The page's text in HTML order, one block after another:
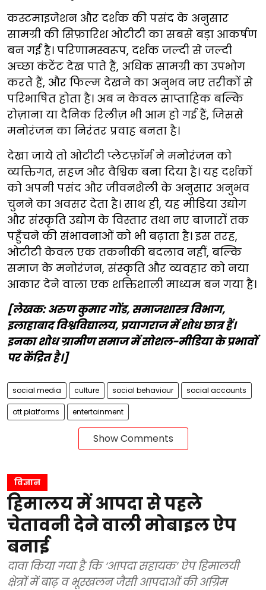
कस्टमाइजेशन और दर्शक की पसंद के अनुसार
सामग्री की सिफ़ारिश ओटीटी का सबसे बड़ा आकर्षण
बन गई है। परिणामस्वरूप, दर्शक जल्दी से जल्दी
अच्छा कंटेंट देख पाते हैं, अधिक सामग्री का उपभोग
करते हैं, और फिल्म देखने का अनुभव नए तरीकों से
परिभाषित होता है। अब न केवल साप्ताहिक बल्कि
रोज़ाना या दैनिक रिलीज़ भी आम हो गई हैं, जिससे
मनोरंजन का निरंतर प्रवाह बनता है।
देखा जाये तो ओटीटी प्लेटफ़ॉर्म ने मनोरंजन को
व्यक्तिगत, सहज और वैश्विक बना दिया है। यह दर्शकों
को अपनी पसंद और जीवनशैली के अनुसार अनुभव
चुनने का अवसर देता है। साथ ही, यह मीडिया उद्योग
और संस्कृति उद्योग के विस्तार तथा नए बाजारों तक
पहुँचने की संभावनाओं को भी बढ़ाता है। इस तरह,
ओटीटी केवल एक तकनीकी बदलाव नहीं, बल्कि
समाज के मनोरंजन, संस्कृति और व्यवहार को नया
आकार देने वाला एक शक्तिशाली माध्यम बन गया है।
[लेखक: अरुण कुमार गोंड, समाजशास्त्र विभाग,
इलाहाबाद विश्वविद्यालय, प्रयागराज में शोध छात्र हैं।
इनका शोध ग्रामीण समाज में सोशल-मीडिया के प्रभावों
पर केंद्रित है।]
social media culture social behaviour social accounts
ott platforms entertainment
Show Comments
विज्ञान
हिमालय में आपदा से पहले
चेतावनी देने वाली मोबाइल ऐप
बनाई
दावा किया गया है कि ‘आपदा सहायक’ ऐप हिमालयी
क्षेत्रों में बाढ़ व भूस्खलन जैसी आपदाओं की अग्रिम